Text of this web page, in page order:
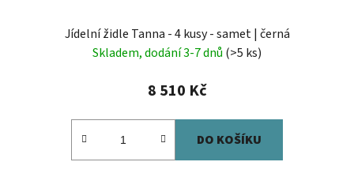
Jídelní židle Tanna - 4 kusy - samet | černá
Skladem, dodání 3-7 dnů (>5 ks)
8 510 Kč
DO KOŠÍKU